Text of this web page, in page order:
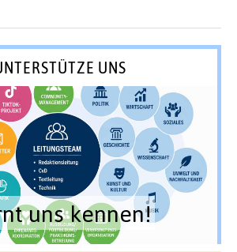
UNS
uns kennen!